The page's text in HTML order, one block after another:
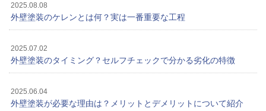
2025.08.08
外壁塗装のケレンとは何？実は一番重要な工程
2025.07.02
外壁塗装のタイミング？セルフチェックで分かる劣化の特徴
2025.06.04
外壁塗装が必要な理由は？メリットとデメリットについて紹介